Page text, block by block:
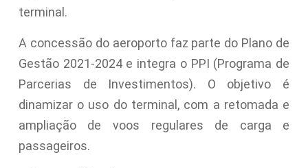
terminal.
A concessão do aeroporto faz parte do Plano de
Gestão 2021-2024 e integra o PPI (Programa de
Parcerias de Investimentos). O objetivo é
dinamizar o uso do terminal, com a retomada e
ampliação de voos regulares de carga e
passageiros.